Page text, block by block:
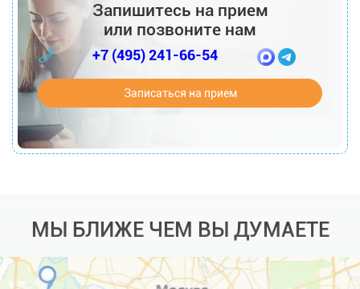
Запишитесь на прием
или позвоните нам
+7 (495) 241-66-54
Записаться на прием
МЫ БЛИЖЕ ЧЕМ ВЫ ДУМАЕТЕ